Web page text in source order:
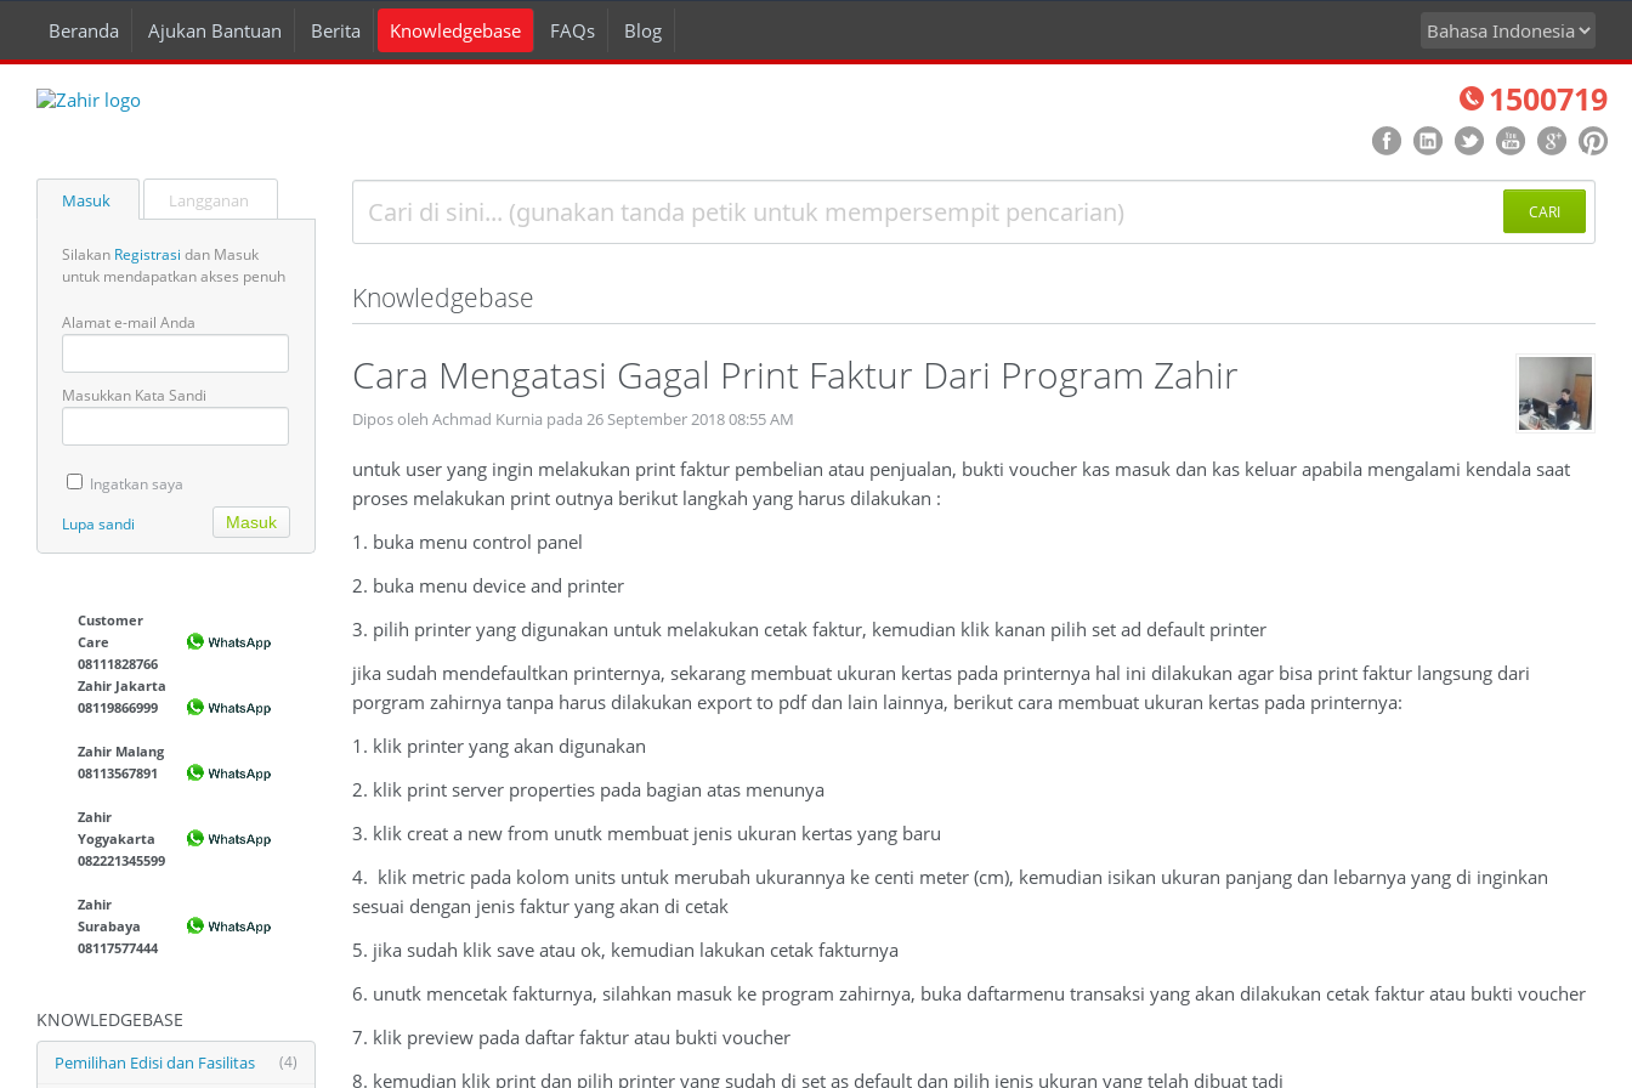
Beranda Ajukan Bantuan Berita Knowledgebase FAQs Blog
1500719
Masuk Langganan
Silakan Registrasi dan Masuk
untuk mendapatkan akses penuh
Alamat e-mail Anda
Masukkan Kata Sandi
Ingatkan saya
Lupa sandi
Customer
Care
08111828766
Zahir Jakarta
08119866999
Zahir Malang
08113567891
Zahir
Yogyakarta
082221345599
Zahir
Surabaya
08117577444
KNOWLEDGEBASE
(4)
Pemilihan Edisi dan Fasilitas
CARI
Knowledgebase
Cara Mengatasi Gagal Print Faktur Dari Program Zahir
Dipos oleh Achmad Kurnia pada 26 September 2018 08:55 AM
untuk user yang ingin melakukan print faktur pembelian atau penjualan, bukti voucher kas masuk dan kas keluar apabila mengalami kendala saat
proses melakukan print outnya berikut langkah yang harus dilakukan :
1. buka menu control panel
2. buka menu device and printer
3. pilih printer yang digunakan untuk melakukan cetak faktur, kemudian klik kanan pilih set ad default printer
jika sudah mendefaultkan printernya, sekarang membuat ukuran kertas pada printernya hal ini dilakukan agar bisa print faktur langsung dari
porgram zahirnya tanpa harus dilakukan export to pdf dan lain lainnya, berikut cara membuat ukuran kertas pada printernya:
1. klik printer yang akan digunakan
2. klik print server properties pada bagian atas menunya
3. klik creat a new from unutk membuat jenis ukuran kertas yang baru
4. klik metric pada kolom units untuk merubah ukurannya ke centi meter (cm), kemudian isikan ukuran panjang dan lebarnya yang di inginkan
sesuai dengan jenis faktur yang akan di cetak
5. jika sudah klik save atau ok, kemudian lakukan cetak fakturnya
6. unutk mencetak fakturnya, silahkan masuk ke program zahirnya, buka daftarmenu transaksi yang akan dilakukan cetak faktur atau bukti voucher
7. klik preview pada daftar faktur atau bukti voucher
8. kemudian klik print dan pilih printer yang sudah di set as default dan pilih jenis ukuran yang telah dibuat tadi